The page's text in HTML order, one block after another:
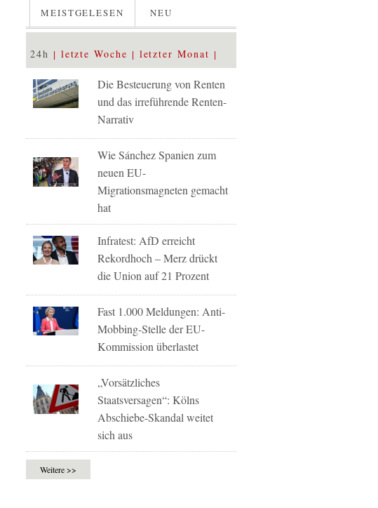
MEISTGELESEN NEU
24h letzte Woche letzter Monat
Die Besteuerung von Renten
und das irreführende Renten-
Narrativ
Wie Sánchez Spanien zum
neuen EU-
Migrationsmagneten gemacht
hat
Infratest: AfD erreicht
Rekordhoch – Merz drückt
die Union auf 21 Prozent
Fast 1.000 Meldungen: Anti-
Mobbing-Stelle der EU-
Kommission überlastet
„Vorsätzliches
Staatsversagen“: Kölns
Abschiebe-Skandal weitet
sich aus
Weitere >>